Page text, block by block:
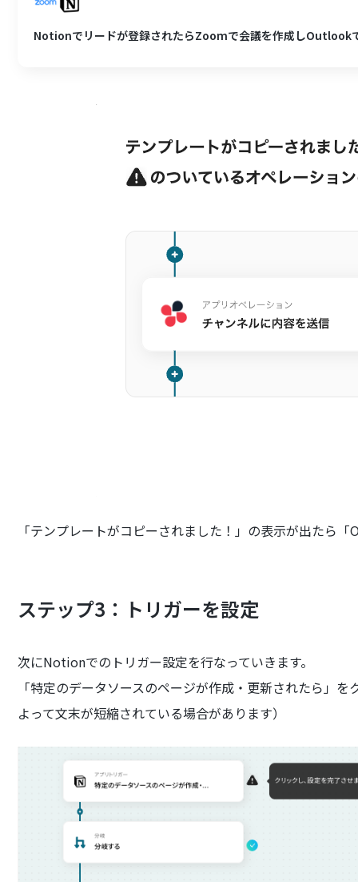
Notionでリードが登録されたらZoomで会議を作成しOutlook
「テンプレートがコピーされました！」の表示が出たら
ステップ3：トリガーを設定
次にNotionでのトリガー設定を行なっていきます。
「特定のデータソースのページが作成・更新されたら」
よって文末が短縮されている場合があります）